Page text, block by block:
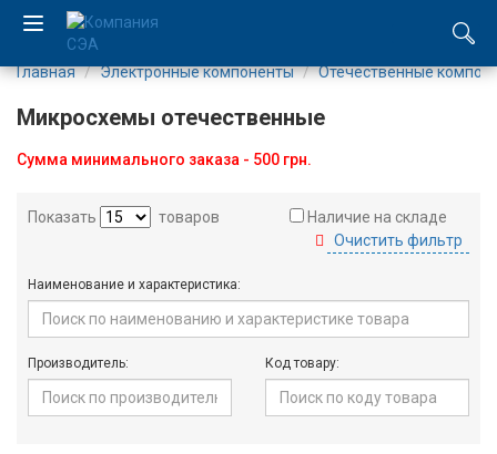
UA
Производство
Услуги
Новости
Главная Электронные компоненты Отечественные
Микросхемы отечественные
Сумма минимального заказа - 500 грн.
Показать товаров
Наличие на складе
Очистить фильтр
Наименование и характеристика:
Производитель: Код товару: